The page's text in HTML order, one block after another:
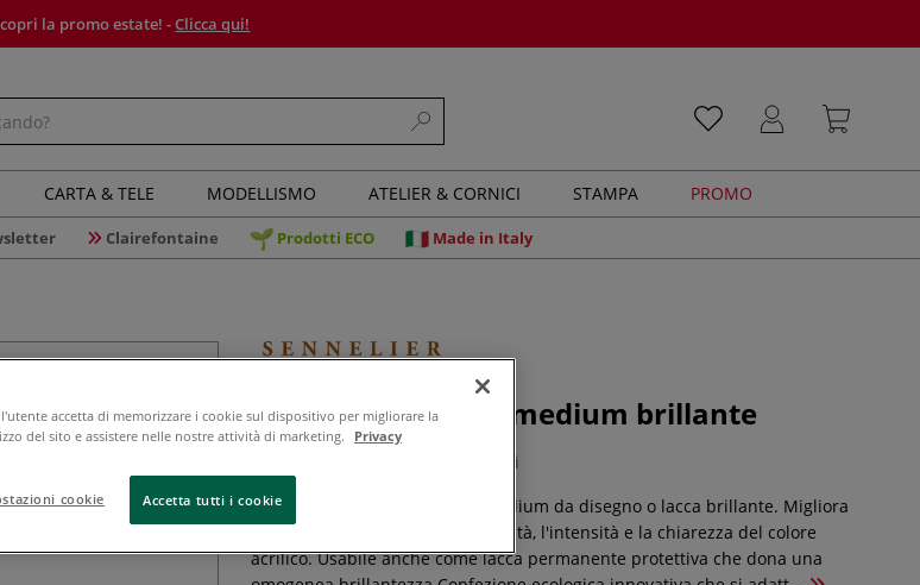
la promo estate! -Clicca qui!
CARTA & TELE MODELLISMO ATELIER & CORNICI STAMPA PROMO
Clairefontaine Prodotti ECO Made in Italy
Sennelier - Acrylic medium brillante
0 recensioni
Medium fluido usabile come medium da disegno o lacca brillante. Migliora
l'aderenza e aumenta la profondità, l'intensità e la chiarezza del colore
acrilico. Usabile anche come lacca permanente protettiva che dona una
accetta di memorizzare i cookie sul dispositivo per migliorare la
del sito e assistere nelle nostre attività di marketing.
Privacy
cookie Accetta tutti i cookie